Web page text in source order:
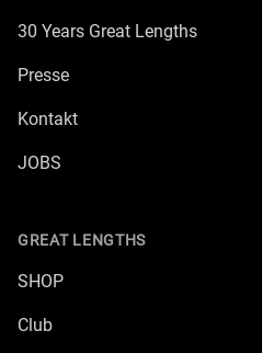
30 Years Great Lengths
Presse
Kontakt
JOBS
GREAT LENGTHS
SHOP
Club